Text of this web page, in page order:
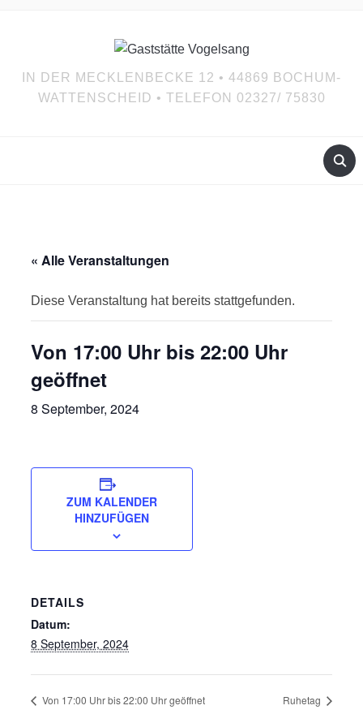
IN DER MECKLENBECKE 12 • 44869 BOCHUM-
WATTENSCHEID • TELEFON 02327/ 75830
« Alle Veranstaltungen
Diese Veranstaltung hat bereits stattgefunden.
Von 17:00 Uhr bis 22:00 Uhr
geöffnet
8 September, 2024
ZUM KALENDER
HINZUFÜGEN
DETAILS
Datum:
8 September, 2024
Von 17:00 Uhr bis 22:00 Uhr geöffnet Ruhetag